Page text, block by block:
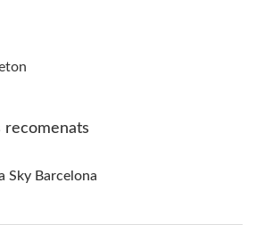
recomenats
Sky Barcelona